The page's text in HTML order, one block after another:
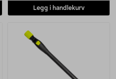
Legg i handlekurv